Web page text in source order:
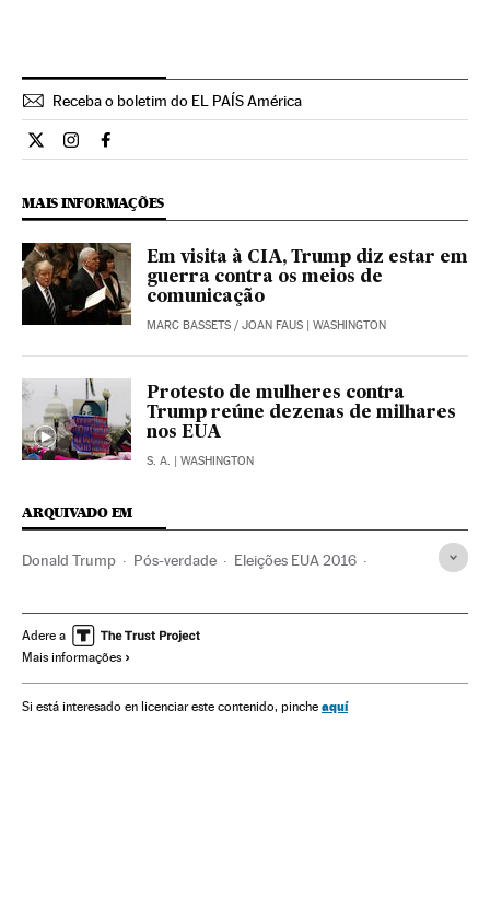
Receba o boletim do EL PAÍS América
Internacional El País Brasil en Twitter
Internacional El País Brasil en Instagram
Internacional El País Brasil en Facebook
MAIS INFORMAÇÕES
Em visita à CIA, Trump diz estar em
guerra contra os meios de
comunicação
MARC BASSETS / JOAN FAUS | WASHINGTON
Protesto de mulheres contra
Trump reúne dezenas de milhares
nos EUA
S. A. | WASHINGTON
ARQUIVADO EM
Donald Trump Pós-verdade Eleições EUA 2016
Opinião pública América do Norte
Sociedade
Adere a
Mais informações
Si está interesado en licenciar este contenido, pinche aquí